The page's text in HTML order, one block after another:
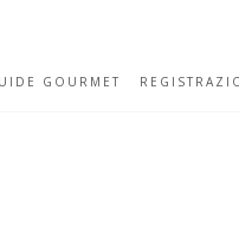
GOURMET